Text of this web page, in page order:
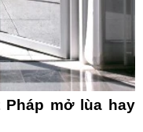
Pháp mở lùa hay